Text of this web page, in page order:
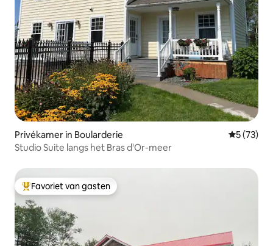
Privékamer in Boularderie
5 (73)
Studio Suite langs het Bras d'Or-meer
Topfavoriet van gasten
Favoriet van gasten